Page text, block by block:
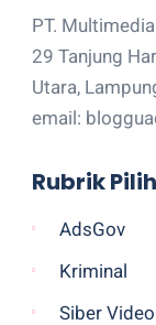
PT.
29 Tanjung
Utara,
email:
Rubrik
AdsGov
Kriminal
Siber Video